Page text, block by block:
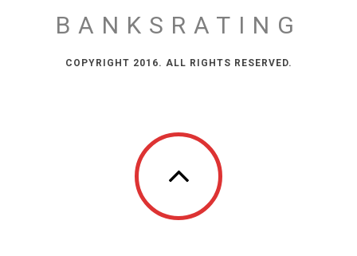
BANKSRATING
COPYRIGHT 2016. ALL RIGHTS RESERVED.